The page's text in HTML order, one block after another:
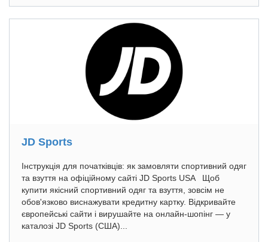
JD Sports
Інструкція для початківців: як замовляти спортивний одяг
та взуття на офіційному сайті JD Sports USA Щоб
купити якісний спортивний одяг та взуття, зовсім не
обов'язково виснажувати кредитну картку. Відкривайте
європейські сайти і вирушайте на онлайн-шопінг — у
каталозі JD Sports (США)...